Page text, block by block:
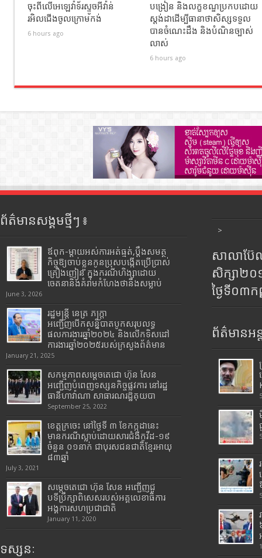
ចុះពីលេីអេឡេវ៉ាទ័រស្ទូចអីវ៉ាន់
រអិលជេីងចូលក្រោមកង់
6 hours ago
បង្រៀន និងលក្ខខណ្ឌប្រកបដោយ
ស្តង់ដាដើម្បីធានាថាសិស្សទទួល
បានចំណេះដឹង និងបំណិនច្បាស់
លាស់
6 hours ago
ព័ត៌មានសង្គមថ្មីៗ ៖
ឪពុក-ម្ដាយអស់ការអត់ធ្មត់,ប្ដឹងសមត្ថ
កិច្ចឱ្យចាប់ខ្លួនកូនប្រុសបង្កើតប្រើប្រាស់
គ្រឿងញៀន ក្នុងករណីហិង្សាដោយ
ចេតនានិងគំរាមកំហែងថានឹងសម្លាប់
June 3, 2026
រដ្ឋមន្រ្តី​ នេត្រ​ ភក្ត្រា​
អញ្ជើញបើកសន្និបាតបូកសរុបលទ្ធ
ផលការងារឆ្នាំ២០២៤ និងលើកទិសដៅ
ការងារឆ្នាំ២០២៥របស់​ក្រសួង​ព័ត៌មាន​
January 21, 2025
សកម្មភាពសម្តេចតេជោ ហ៊ុន សែន
អញ្ជើញបំពេញទស្សនកិច្ចផ្លូវការ នៅរដ្ឋ
ធានីហាវ៉ាណា សាធារណរដ្ឋគុយបា
September 25, 2022
ខេត្តក្រចេះ នៅថ្ងៃទី ៣ ខែកក្កដានេះ
មានករណីស្លាប់ដោយសារជំងឺកូវីដ-១៩
ចំនួន ០១នាក់ ជាបុរសជនជាតិខ្មែរអាយុ
៨៣ឆ្នាំ
July 3, 2021
សម្តេចតេជោ ហ៊ុន សែន អញ្ជើញជួ
បទីប្រឹក្សាពិសេសរបស់អគ្គលេខាធិការ
អង្គការសហប្រជាជាតិ
January 11, 2020
ទស្សនៈ
>
សាលាប៊ែ
សិក្សា២
ថ្ងៃទី០៣
ព័ត៌មានអន្